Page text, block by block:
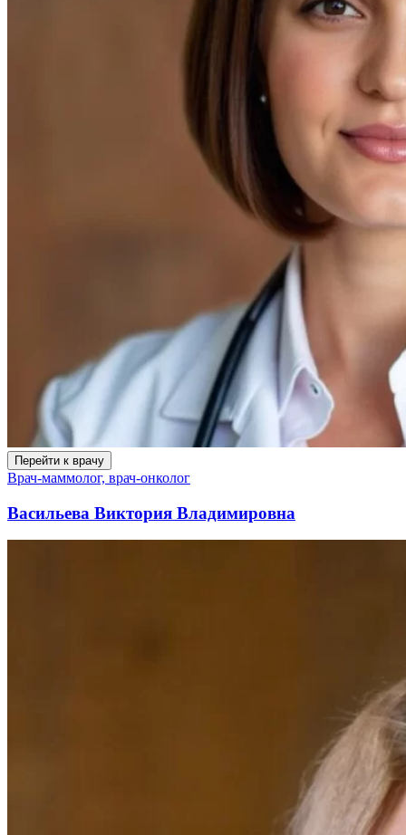
Перейти к врачу
Врач-маммолог, врач-онколог
Васильева Виктория Владимировна